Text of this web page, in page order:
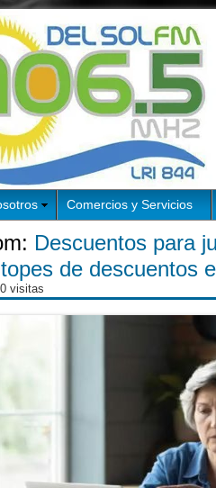
Comercios y Servicios
Descuentos para
de descuentos
visitas